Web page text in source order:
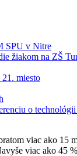
SPU v Nitre
žiakom na ZŠ
miesto
o
viac ako 15
viac ako 45